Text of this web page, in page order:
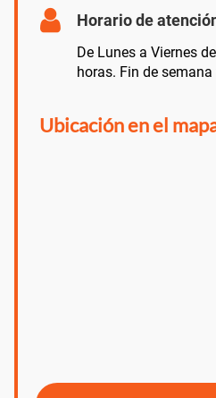
Horario de
De Lunes a Viernes
horas. Fin de
Ubicación en el